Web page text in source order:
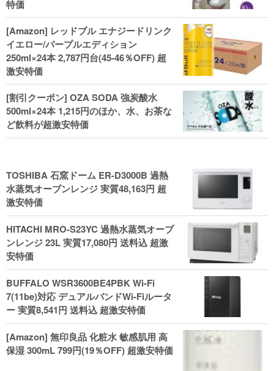
特価
[Amazon] レッドブル エナジードリンク
イエロー/パープルエディション
250ml×24本 2,787円台(45-46％OFF) 超
激安特価
[割引クーポン] OZA SODA 強炭酸水
500ml×24本 1,215円のほか、水、お茶な
ど飲料が超激安特価
TOSHIBA 石窯ドーム ER-D3000B 過熱
水蒸気オーブンレンジ 実質48,163円 超
激安特価
HITACHI MRO-S23YC 過熱水蒸気オーブ
ンレンジ 23L 実質17,080円 送料込 超激
安特価
BUFFALO WSR3600BE4PBK Wi-Fi
7(11be)対応 デュアルバンドWi-Fiルータ
ー 実質8,541円 送料込 超激安特価
[Amazon] 無印良品 化粧水 敏感肌用 高
保湿 300mL 799円(19％OFF) 超激安特価